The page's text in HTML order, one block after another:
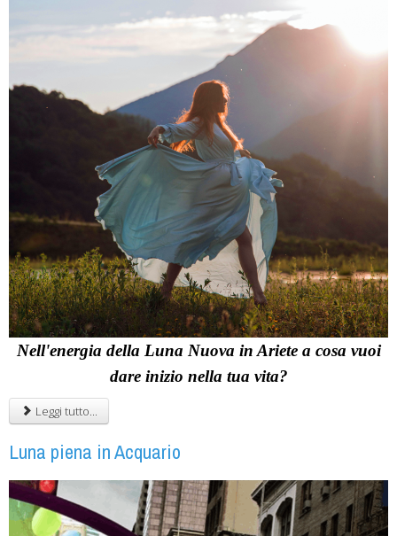
Nell'energia della Luna Nuova in Ariete a cosa vuoi
dare inizio nella tua vita?
Leggi tutto...
Luna piena in Acquario